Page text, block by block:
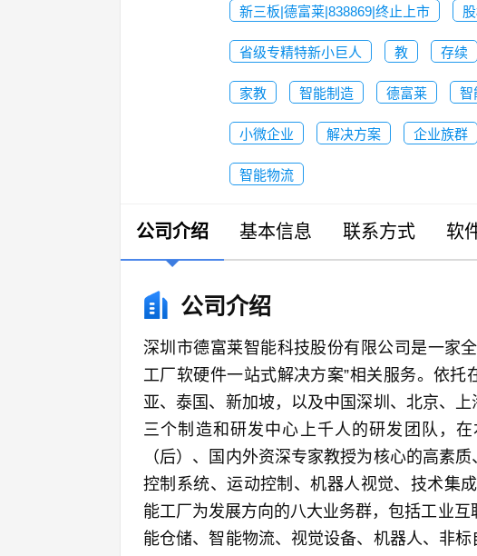
新三板|德富莱|838869|终止上市
省级专精特新小巨人 教 存续
家教 智能制造 德富莱 智
小微企业 解决方案 企业族群
智能物流
公司介绍 基本信息 联系方式 软
公司介绍
深圳市德富莱智能科技股份有限公司是一家
工厂软硬件一站式解决方案”相关服务。依
亚、泰国、新加坡，以及中国深圳、北京、
三个制造和研发中心上千人的研发团队，
（后）、国内外资深专家教授为核心的高素
控制系统、运动控制、机器人视觉、技术集
能工厂为发展方向的八大业务群，包括工业
能仓储、智能物流、视觉设备、机器人、非